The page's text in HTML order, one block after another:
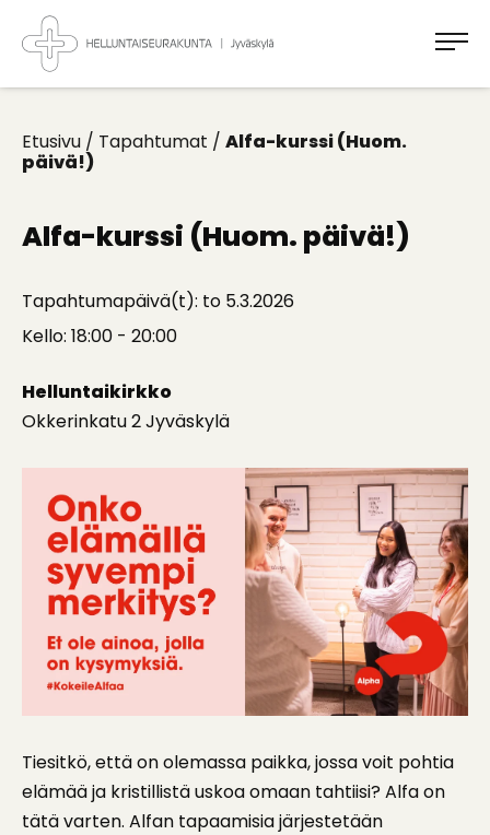
Takaisin
ylös
Jyväskylän
Helluntaiseurakunta
Koti
Etusivu / Tapahtumat / Alfa-kurssi (Huom.
päivä!)
Alfa-kurssi (Huom. päivä!)
Tapahtumapäivä(t): to 5.3.2026
Kello: 18:00 - 20:00
Helluntaikirkko
Okkerinkatu 2 Jyväskylä
Tiesitkö, että on olemassa paikka, jossa voit pohtia
elämää ja kristillistä uskoa omaan tahtiisi? Alfa on
tätä varten. Alfan tapaamisia järjestetään